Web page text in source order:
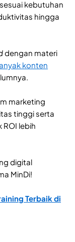
sesuai kebutuhan
hingga
dengan materi
konten
marketing
tinggi serta
ROI lebih
digital
MinDi!
Terbaik di